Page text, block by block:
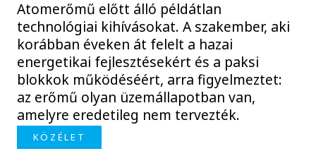
Atomerőmű előtt álló példátlan
technológiai kihívásokat. A szakember, aki
korábban éveken át felelt a hazai
energetikai fejlesztésekért és a paksi
blokkok működéséért, arra figyelmeztet:
az erőmű olyan üzemállapotban van,
amelyre eredetileg nem tervezték.
KÖZÉLET